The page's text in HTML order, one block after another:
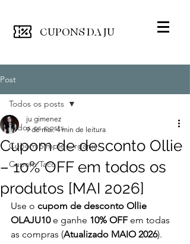
CUPONS DA JU
Post
Todos os posts
Cupom Simple Organic
Cupom Taco
Todos os posts
Cupom de desconto Ollie
– 10% OFF em todos os
produtos [MAI 2026]
ju gimenez
9 de mai. 4 min de leitura
Use o cupom de desconto Ollie
OLAJU10 e ganhe 10% OFF em todas
as compras (Atualizado MAIO 2026).